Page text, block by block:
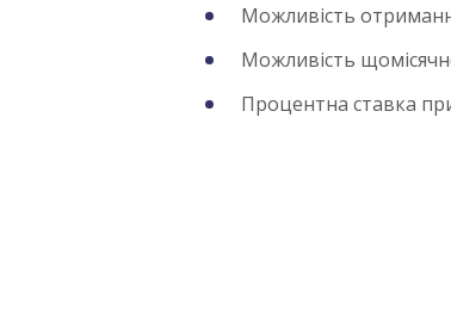
Можливість
Можливість
Процентна ставка